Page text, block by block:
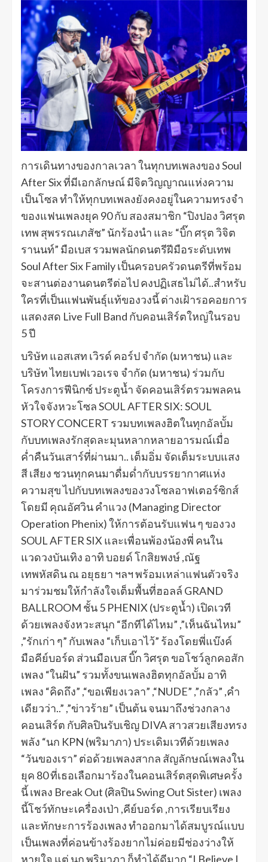
การเดินทางของกาลเวลา ในทุกบทเพลงของ Soul
After Six ที่มีเอกลักษณ์ มีจิตวิญญาณแห่งความ
เป็นโซล ทำให้ทุกบทเพลงยังคงอยู่ในความทรงจำ
ของแฟนเพลงยุค 90 กับ สองสมาชิก “ปิงปอง วิศรุต
เทพ สุพรรณเภสัช” นักร้องนำ และ “บิ๊ก ศรุต วิจิต
รานนท์” มือเบส รวมพลนักดนตรีฝีมือระดับเทพ
Soul After Six Family เป็นครอบครัวดนตรีที่พร้อม
จะสานต่องานดนตรีต่อไป คงปฏิเสธไม่ได้..สำหรับ
ใครที่เป็นแฟนพันธุ์แท้ของวงนี้ ต่างเฝ้ารอคอยการ
แสดงสด Live Full Band กับคอนเสิร์ตใหญ่ในรอบ
5 ปี
บริษัท แอสเสท เวิรด์ คอร์ป จำกัด (มหาชน) และ
บริษัท ไทยเบฟเวอเรจ จำกัด (มหาชน) ร่วมกับ
โครงการฟีนิกซ์ ประตูน้ำ จัดคอนเสิร์ตรวมพลคน
หัวใจจังหวะโซล SOUL AFTER SIX: SOUL
STORY CONCERT รวมบทเพลงฮิตในทุกอัลบั้ม
กับบทเพลงรักสุดละมุนหลากหลายอารมณ์เมื่อ
ค่ำคืนวันเสาร์ที่ผ่านมา.. เต็มอิ่ม จัดเต็มระบบแสง
สี เสียง ชวนทุกคนมาดื่มด่ำกับบรรยากาศแห่ง
ความสุข ไปกับบทเพลงของวงโซลอาฟเตอร์ซิกส์
โดยมี คุณอัศวิน คำแวง (Managing Director
Operation Phenix) ให้การต้อนรับแฟน ๆ ของวง
SOUL AFTER SIX และเพื่อนพ้องน้องพี่ คนใน
แวดวงบันเทิง อาทิ บอยด์ โกสิยพงษ์ ,ณัฐ
เทพหัสดิน ณ อยุธยา ฯลฯ พร้อมเหล่าแฟนตัวจริง
มาร่วมชมให้กำลังใจเต็มพื้นที่ฮอลล์ GRAND
BALLROOM ชั้น 5 PHENIX (ประตูน้ำ) เปิดเวที
ด้วยเพลงจังหวะสนุก “อีกทีได้ไหม” ,”เห็นฉันไหม”
,”รักเก่า ๆ” กับเพลง “เก็บเอาไว้” ร้องโดยพี่แบ๊งค์
มือคีย์บอร์ด ส่วนมือเบส บิ๊ก วิศรุต ขอโชว์ลูกคอสัก
เพลง “ในฝัน” รวมทั้งขนเพลงฮิตทุกอัลบั้ม อาทิ
เพลง “คิดถึง” ,“ขอเพียงเวลา” ,“NUDE” ,”กลัว” ,คำ
เดียวว่า..” ,”ข่าวร้าย” เป็นต้น จนมาถึงช่วงกลาง
คอนเสิร์ต กับศิลปินรับเชิญ DIVA สาวสวยเสียงทรง
พลัง “นก KPN (พริมาภา) ประเดิมเวทีด้วยเพลง
“วันของเรา” ต่อด้วยเพลงสากล สัญลักษณ์เพลงใน
ยุค 80 ที่เธอเลือกมาร้องในคอนเสิร์ตสุดพิเศษครั้ง
นี้ เพลง Break Out (ศิลปิน Swing Out Sister) เพลง
นี้โชว์ทักษะเครื่องเป่า ,คีย์บอร์ด ,การเรียบเรียง
และทักษะการร้องเพลง ทำออกมาได้สมบูรณ์แบบ
เป็นเพลงที่ค่อนข้างร้องยากไม่ค่อยมีช่องว่างให้
หายใจ แต่ นก พริมาภา ก็ทำได้ดีมาก “I Believe I